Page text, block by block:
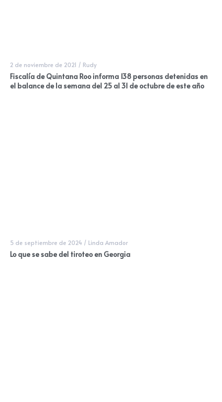
2 de noviembre de 2021 / Rudy
Fiscalía de Quintana Roo informa 138 personas detenidas en
el balance de la semana del 25 al 31 de octubre de este año
5 de septiembre de 2024 / Linda Amador
Lo que se sabe del tiroteo en Georgia